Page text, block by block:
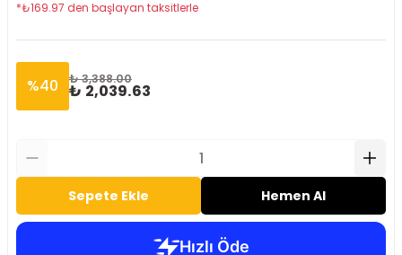
*₺169.97 den başlayan taksitlerle
%40 ₺ 3,388.00
₺ 2,039.63
Sepete Ekle Hemen Al